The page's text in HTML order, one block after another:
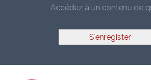
Accédez à un contenu de
S'enregister